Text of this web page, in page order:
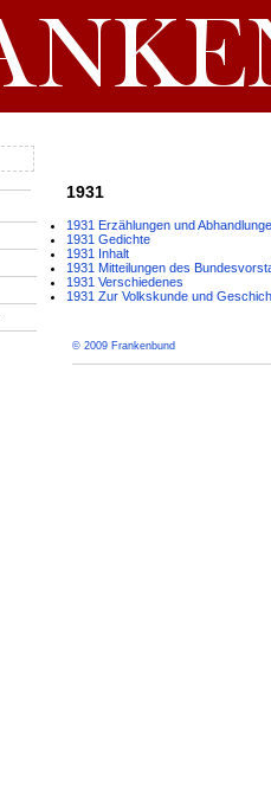
1931
1931 Erzählungen und
1931 Gedichte
1931 Inhalt
1931 Mitteilungen des
1931 Verschiedenes
1931 Zur Volkskunde und
© 2009 Frankenbund